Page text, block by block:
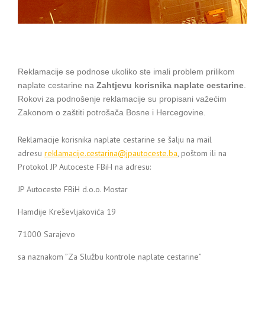
Reklamacije se podnose ukoliko ste imali problem prilikom
naplate cestarine na Zahtjevu korisnika naplate cestarine
Rokovi za podnošenje reklamacije su propisani važećim
Zakonom o zaštiti potrošača Bosne i Hercegovine.
Reklamacije korisnika naplate cestarine se šalju na mail
adresu reklamacije.cestarina@jpautoceste.ba, poštom ili na
Protokol JP Autoceste FBiH na adresu:
JP Autoceste FBiH d.o.o. Mostar
Hamdije Kreševljakovića 19
71000 Sarajevo
sa naznakom ”Za Službu kontrole naplate cestarine”